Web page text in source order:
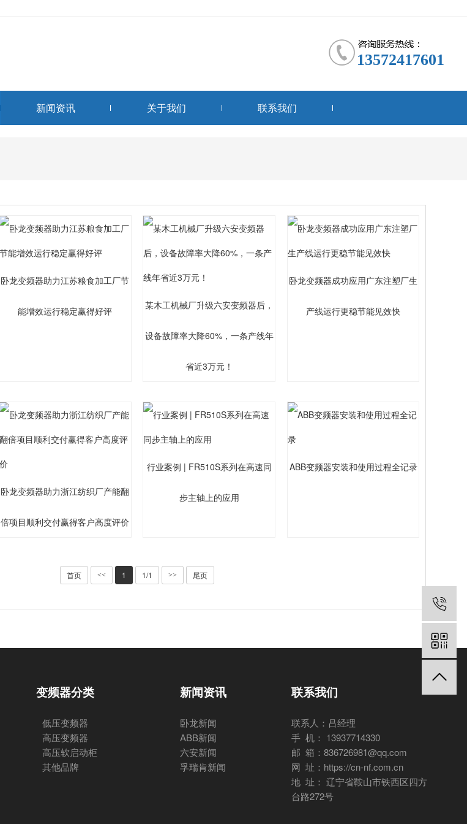
13572417601
新闻资讯 关于我们 联系我们
卧龙变频器助力江苏粮食加工厂节
能增效运行稳定赢得好评 某木工机械厂升级六安变频器后，
设备故障率大降60%，一条产线年
省近3万元！
卧龙变频器成功应用广东注塑厂生
产线运行更稳节能见效快
卧龙变频器助力浙江纺织厂产能翻
倍项目顺利交付赢得客户高度评价
行业案例 | FR510S系列在高速同
步主轴上的应用
ABB变频器安装和使用过程全记录
首页 << 1 1/1 >> 尾页
变频器分类
低压变频器
高压变频器
高压软启动柜
其他品牌
新闻资讯
卧龙新闻
ABB新闻
六安新闻
孚瑞肯新闻
联系我们
联系人：吕经理
手 机： 13937714330
邮 箱：836726981@qq.com
网 址：https://cn-nf.com.cn
地 址： 辽宁省鞍山市铁西区四方
台路272号